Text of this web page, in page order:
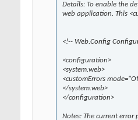
Details: To enable the
web application. This
<!-- Web.Config
<configuration>
<system.web>
<customErrors
</system.web>
</configuration>
Notes: The current